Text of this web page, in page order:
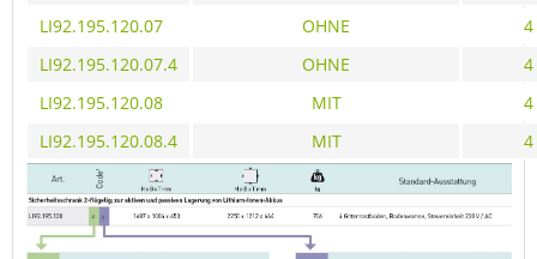
LI92.195.120.07
OHNE
4
LI92.195.120.07.4
OHNE
4
LI92.195.120.08
MIT
4
LI92.195.120.08.4
MIT 4